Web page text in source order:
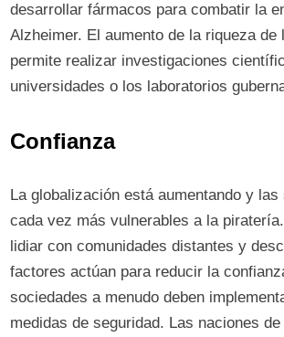
desarrollar fármacos para combatir la
Alzheimer. El aumento de la riqueza de
permite realizar investigaciones
universidades o los laboratorios
Confianza
La globalización está aumentando y
cada vez más vulnerables a la
lidiar con comunidades distantes y
factores actúan para reducir la
sociedades a menudo deben
medidas de seguridad. Las naciones